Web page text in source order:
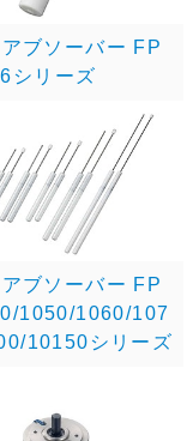
ブソーバー FP
シリーズ
ブソーバー FP
1050/1060/107
10150シリーズ